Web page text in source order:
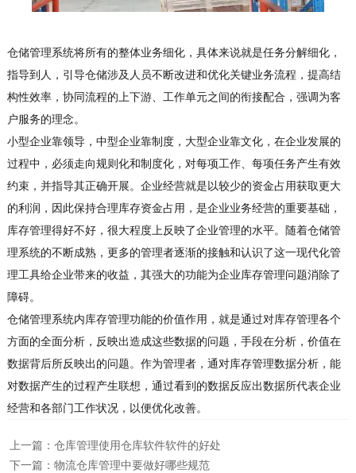
仓储管理系统将所有的整体业务细化，具体来说就是任务分解细化，
指导到人，引导仓储涉及人员不断改进和优化关键业务流程，提高结
构性效率，协同流程的上下游、工作单元之间的衔接配合，强调为客
户服务的理念。
小型企业靠领导，中型企业靠制度，大型企业靠文化，在企业发展的
过程中，必须走向规则化和制度化，对每项工作、每项任务产生有效
约束，并指导其正确开展。企业经营就是以较少的资金占用获取更大
的利润，因此保持合理库存资金占用，是企业业务经营的重要基础，
库存管理得好不好，很大程度上反映了企业管理的水平。随着仓储管
理系统的不断成熟，更多的管理者逐渐的接触和认识了这一现代化管
理工具给企业带来的收益，其强大的功能为企业库存管理问题消除了
障碍。
仓储管理系统内库存管理功能的价值作用，就是通过对库存管理各个
方面的全面分析，反映出造成这些数据的问题，手段在分析，价值在
数据背后所反映出的问题。作为管理者，通对库存管理数据分析，能
对数据产生的过程产生联想，通过看到的数据反应出数据所代表企业
经营和各部门工作状况，以便优化改善。
上一篇： 仓库管理使用仓库软件软件的好处
下一篇： 物流仓库管理中要做好哪些规范